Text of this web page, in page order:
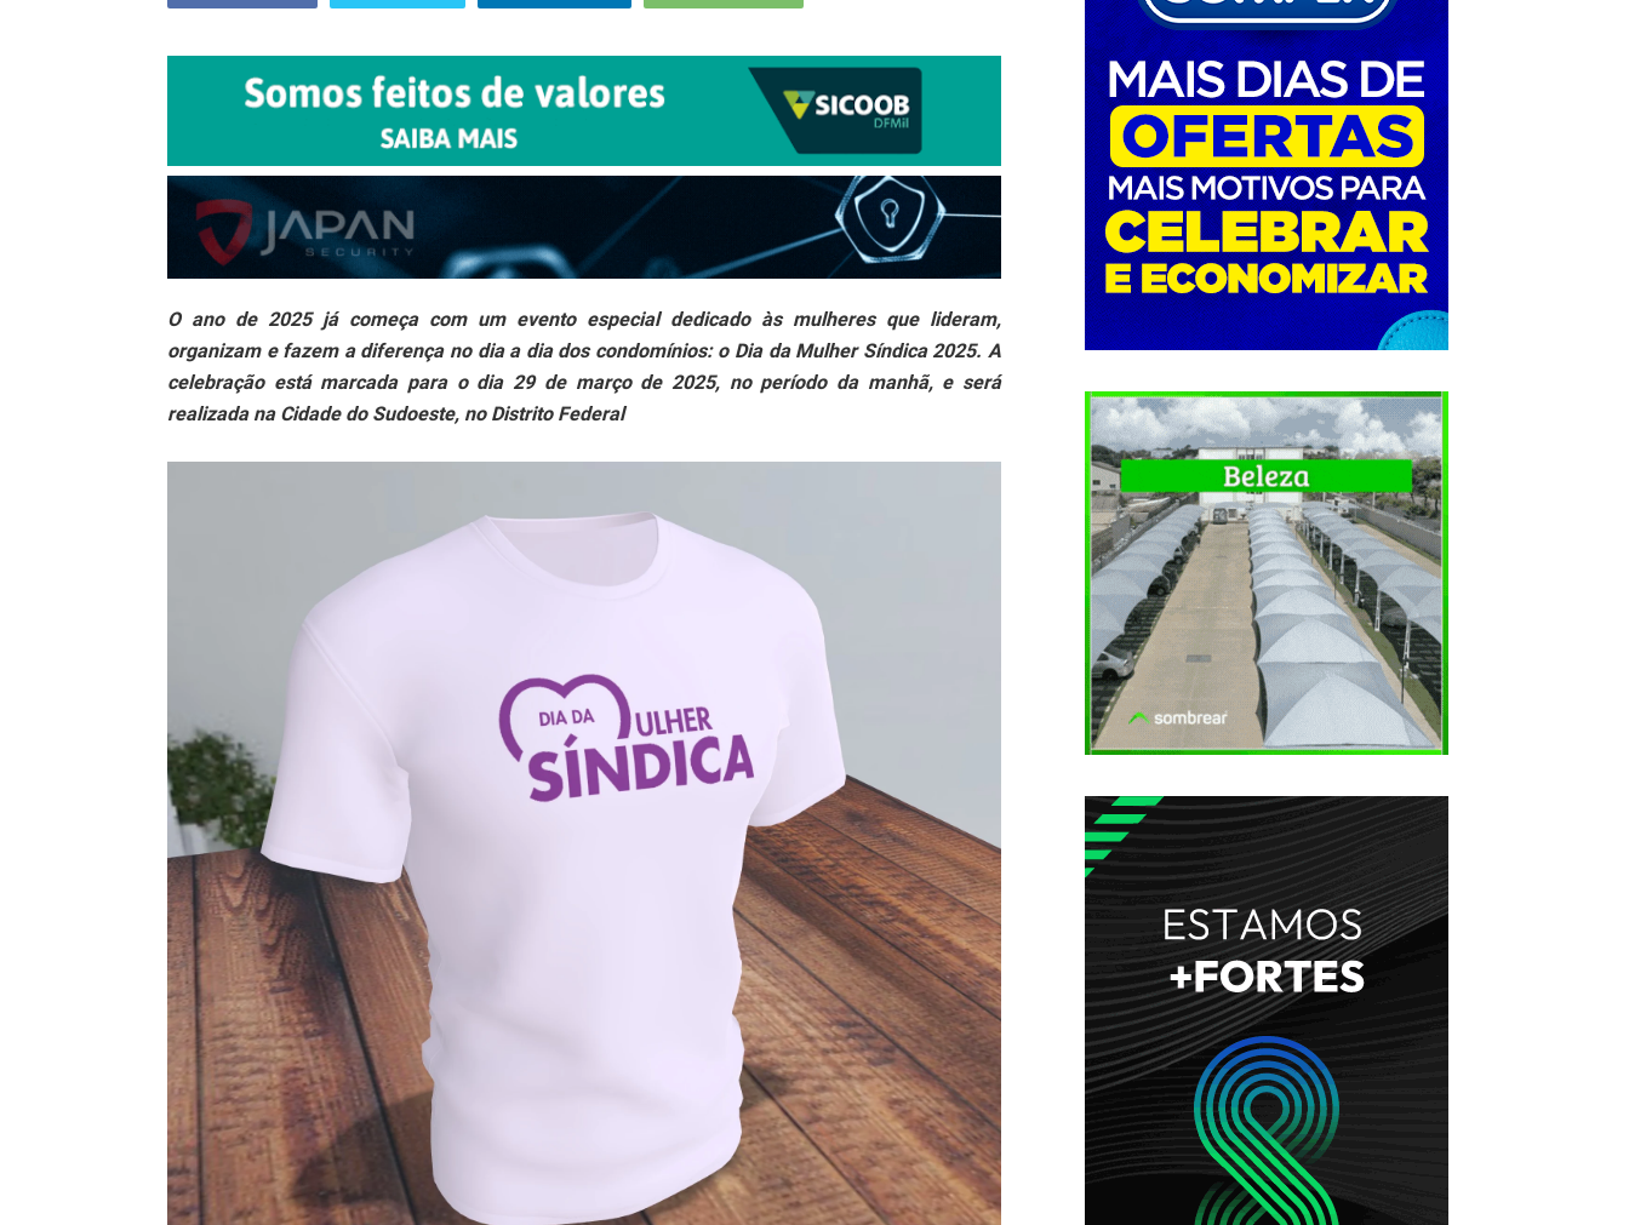
O ano de 2025 já começa com um evento especial dedicado às mulheres que lideram,
organizam e fazem a diferença no dia a dia dos condomínios: o Dia da Mulher Síndica 2025. A
celebração está marcada para o dia 29 de março de 2025, no período da manhã, e será
realizada na Cidade do Sudoeste, no Distrito Federal